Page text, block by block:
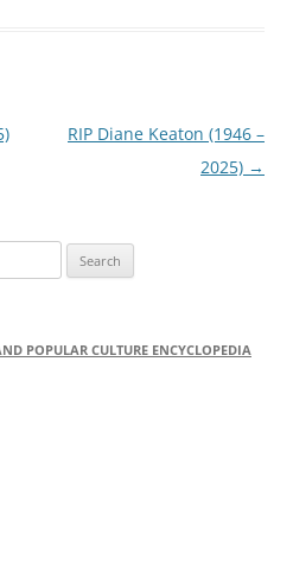
RIP Diane Keaton (1946 –
2025) →
POPULAR CULTURE ENCYCLOPEDIA